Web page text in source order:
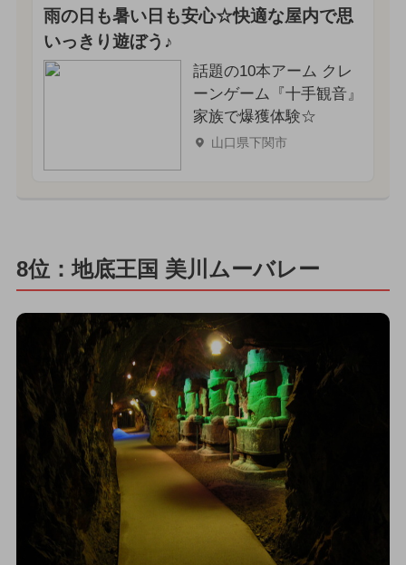
雨の日も暑い日も安心☆快適な屋内で思
いっきり遊ぼう♪
話題の10本アーム クレ
ーンゲーム『十手観音』
家族で爆獲体験☆
山口県下関市
8位：地底王国 美川ムーバレー